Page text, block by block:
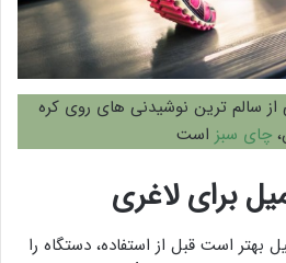
سالم ترین نوشیدنی های روی کره
چای سبز است
برای لاغری
بهتر است قبل از استفاده، دستگاه را